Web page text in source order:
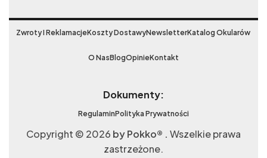
Zwroty I ReklamacjeKoszty DostawyNewsletterKatalog Okularów
O NasBlogOpinieKontakt
Dokumenty:
RegulaminPolityka Prywatności
Copyright © 2026 by Pokko® . Wszelkie prawa
zastrzeżone.